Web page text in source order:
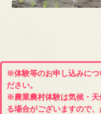
※体験等のお申し込みにつ
ださい。
※農業農村体験は気候・
る場合がございますので